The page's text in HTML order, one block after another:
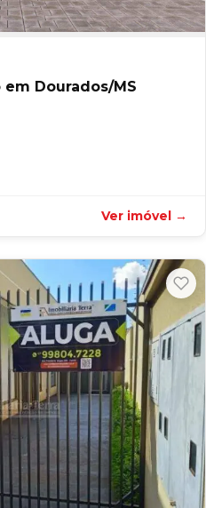
Dourados/MS
Ver imóvel →